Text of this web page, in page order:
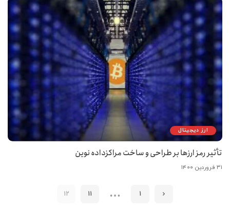
ارز دیجیتال
تأثیر رمز ارزها بر طراحی و ساخت مراکزداده نوین
۳۱ فروردین ۱۴۰۰
1
…
11
12